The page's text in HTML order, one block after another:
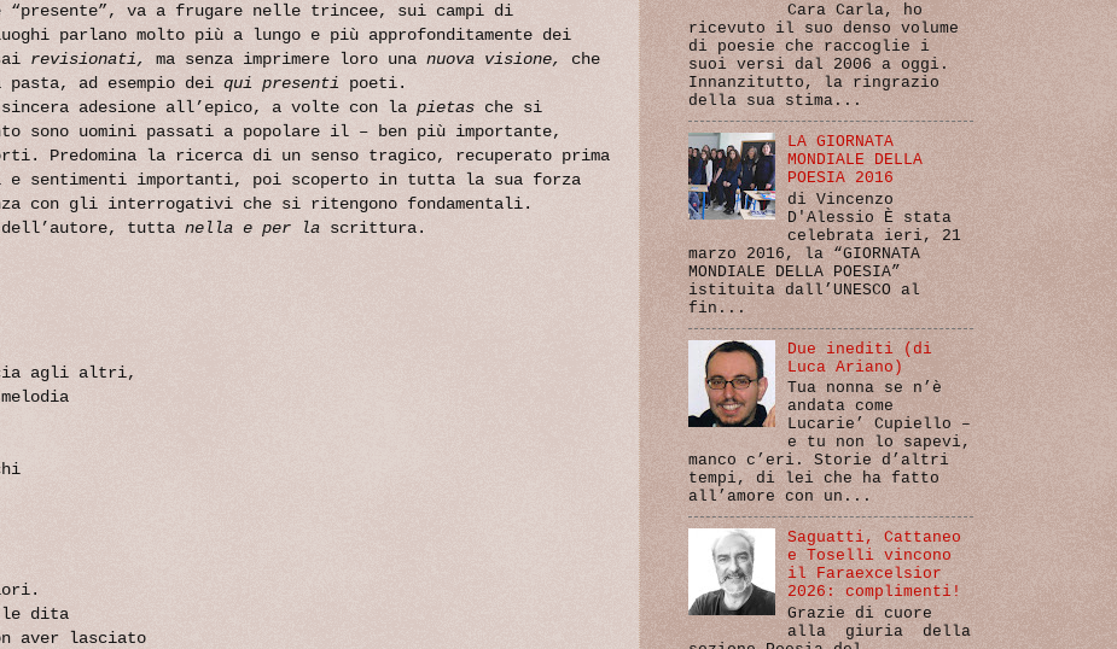
“presente”, va a frugare nelle trincee, sui campi di
parlano molto più a lungo e più approfonditamente dei
revisionati, ma senza imprimere loro una nuova visione,
che
ad esempio dei qui presenti poeti.
adesione all’epico, a volte con la pietas che si
sono uomini passati a popolare il – ben più importante,
Predomina la ricerca di un senso tragico, recuperato prima
e sentimenti importanti, poi scoperto in tutta la sua forza
con gli interrogativi che si ritengono fondamentali.
tutta nella e per la scrittura.
agli altri,
le dita
aver lasciato
Cara Carla, ho
ricevuto il suo denso volume
di poesie che raccoglie i
suoi versi dal 2006 a oggi.
Innanzitutto, la ringrazio
della sua stima...
LA GIORNATA
MONDIALE DELLA
POESIA 2016
di Vincenzo
D'Alessio È stata
celebrata ieri, 21
marzo 2016, la “GIORNATA
MONDIALE DELLA POESIA”
istituita dall’UNESCO al
fin...
Due inediti (di
Luca Ariano)
Tua nonna se n’è
andata come
Lucarie’ Cupiello –
e tu non lo sapevi,
manco c’eri. Storie d’altri
tempi, di lei che ha fatto
all’amore con un...
Saguatti, Cattaneo
e Toselli vincono
il Faraexcelsior
2026: complimenti!
Grazie di cuore
alla giuria della